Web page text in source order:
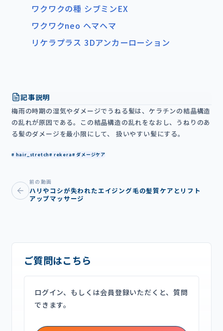
ワクワクの種 シブミンEX
ワクワクneo ヘマヘマ
リケラプラス 3Dアンカーローション
記事説明
梅雨の時期の湿気やダメージでうねる髪は、ケラチンの結晶構造
の乱れが原因である。この結晶構造の乱れをなおし、うねりのあ
る髪のダメージを最小限にして、 扱いやすい髪にする。
# hair_stretch# rekera# ダメージケア
前の動画
ハリやコシが失われたエイジング毛の髪質ケアとリフト
アップマッサージ
ご質問はこちら
ログイン、もしくは会員登録いただくと、質問
できます。